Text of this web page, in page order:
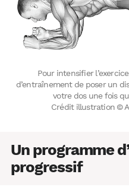
Pour intensifier
d’entraînement de poser un
votre dos une fois
Crédit illustration ©
Un programme
progressif